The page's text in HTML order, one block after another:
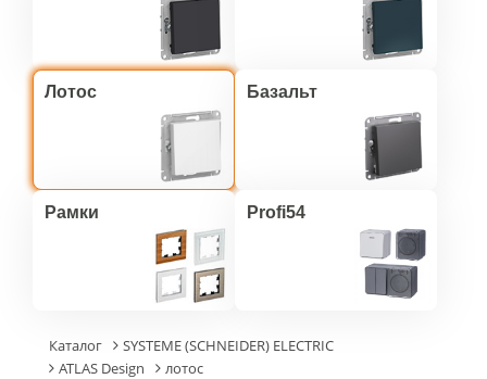
Лотос Базальт
Рамки Profi54
Каталог
SYSTEME (SCHNEIDER) ELECTRIC
ATLAS Design
лотос